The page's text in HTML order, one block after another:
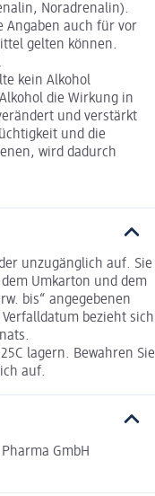
Noradrenalin).
Angaben auch für vor
gelten können.
kein Alkohol
die Wirkung in
und verstärkt
und die
wird dadurch
unzugänglich auf. Sie
Umkarton und dem
bis“ angegebenen
bezieht sich
lagern. Bewahren Sie
auf.
GmbH